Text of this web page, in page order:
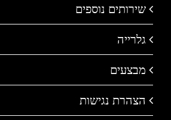
שירותים נוספים
גלרייה
מבצעים
הצהרת נגישות